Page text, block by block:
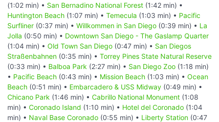
(1:02 min) • San Bernadino National Forest (1:42 min) •
Huntington Beach (1:07 min) • Temecula (1:03 min) • Pacific
Surfliner (0:37 min) • Willkommen in San Diego (0:39 min) • La
Jolla (0:50 min) • Downtown San Diego - The Gaslamp Quarter
(1:04 min) • Old Town San Diego (0:47 min) • San Diegos
Straßenbahnen (0:35 min) • Torrey Pines State Natural Reserve
(0:33 min) • Balboa Park (2:27 min) • San Diego Zoo (1:18 min)
• Pacific Beach (0:43 min) • Mission Beach (1:03 min) • Ocean
Beach (0:51 min) • Embarcadero & USS Midway (0:49 min) •
Chicano Park (1:46 min) • Cabrillo National Monument (1:08
min) • Coronado Island (1:10 min) • Hotel del Coronado (1:04
min) • Naval Base Coronado (0:55 min) • Liberty Station (0:47